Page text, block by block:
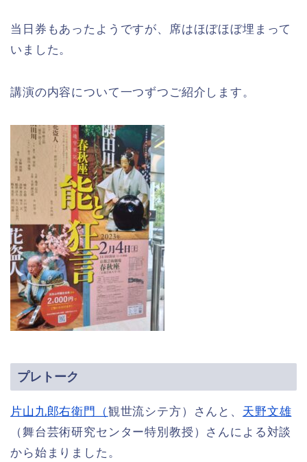
当日券もあったようですが、席はほぼほぼ埋まって
いました。
講演の内容について一つずつご紹介します。
プレトーク
片山九郎右衛門（観世流シテ方）さんと、 天野文雄
（舞台芸術研究センター特別教授）さんによる対談
から始まりました。